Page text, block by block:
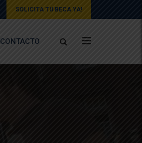
SOLICITA TU BECA YA!
CONTACTO